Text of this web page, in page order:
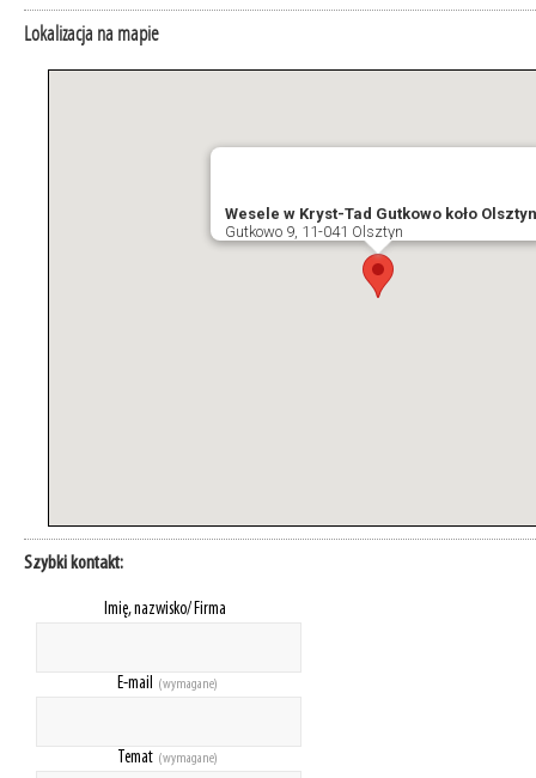
Lokalizacja na mapie
Wesele w Kryst-Tad Gutkowo koło
Gutkowo 9, 11-041 Olsztyn
Szybki kontakt:
Imię, nazwisko/ Firma
E-mail (wymagane)
Temat (wymagane)